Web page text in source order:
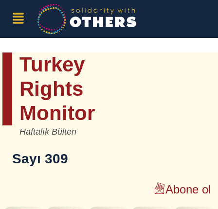
Turkey
Rights
Monitor
Haftalık Bülten
Sayı 309
Abone ol